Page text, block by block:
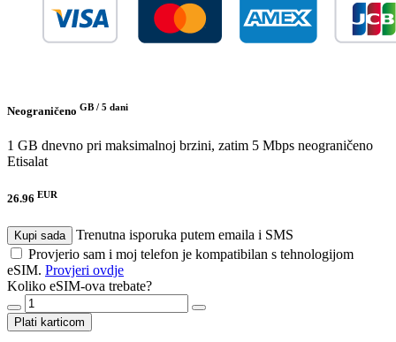
Neograničeno GB / 5 dani
1 GB dnevno pri maksimalnoj brzini, zatim 5 Mbps neograničeno
Etisalat
26.96 EUR
Kupi sada
Trenutna isporuka putem emaila i SMS
Provjerio sam i moj telefon je kompatibilan s tehnologijom
eSIM. Provjeri ovdje
Koliko eSIM-ova trebate?
Plati karticom